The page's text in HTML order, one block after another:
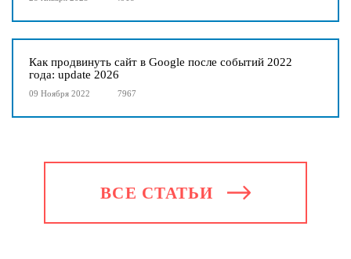
Как продвинуть сайт в Google после событий 2022
года: update 2026
09 Ноября 2022 7967
ВСЕ СТАТЬИ